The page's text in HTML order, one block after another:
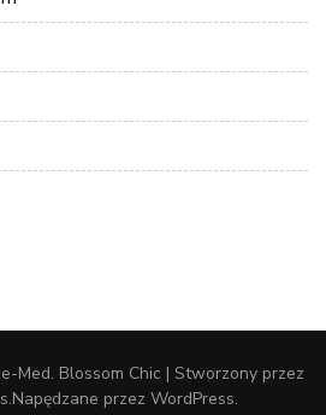
Med. Blossom Chic | Stworzony przez
.Napędzane przez WordPress.